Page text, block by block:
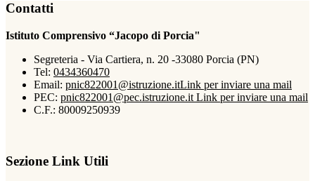
Contatti
Istituto Comprensivo “Jacopo di Porcia"
Segreteria - Via Cartiera, n. 20 -33080 Porcia (PN)
Tel: 0434360470
Email: pnic822001@istruzione.itLink per inviare una mail
PEC: pnic822001@pec.istruzione.it Link per inviare una mail
C.F.: 80009250939
Sezione Link Utili